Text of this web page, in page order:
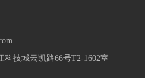
技城云凯路66号T2-1602室